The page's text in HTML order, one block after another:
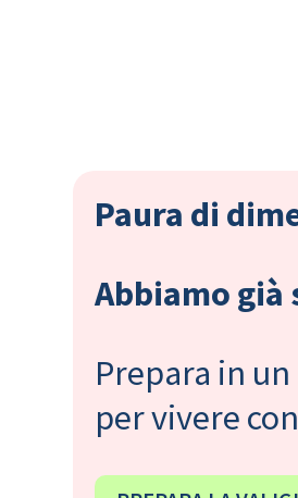
Paura di
Abbiamo
Prepara in
per vivere